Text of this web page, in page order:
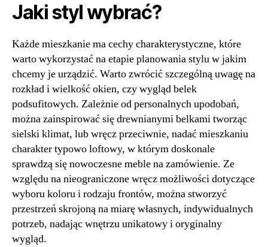
Jaki styl wybrać?
Każde mieszkanie ma cechy charakterystyczne, które
warto wykorzystać na etapie planowania stylu w jakim
chcemy je urządzić. Warto zwrócić szczególną uwagę na
rozkład i wielkość okien, czy wygląd belek
podsufitowych. Zależnie od personalnych upodobań,
można zainspirować się drewnianymi belkami tworząc
sielski klimat, lub wręcz przeciwnie, nadać mieszkaniu
charakter typowo loftowy, w którym doskonale
sprawdzą się nowoczesne meble na zamówienie. Ze
względu na nieograniczone wręcz możliwości dotyczące
wyboru koloru i rodzaju frontów, można stworzyć
przestrzeń skrojoną na miarę własnych, indywidualnych
potrzeb, nadając wnętrzu unikatowy i oryginalny
wygląd.